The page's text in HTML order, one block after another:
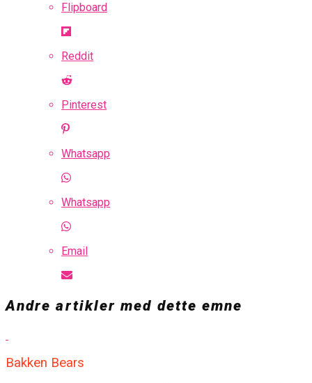
Flipboard
Reddit
Pinterest
Whatsapp
Whatsapp
Email
Andre artikler med dette emne
Bakken Bears